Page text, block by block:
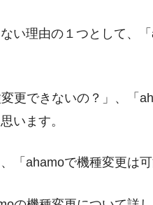
い理由の１つとして、
変更できないの？」、「
います。
「ahamoで機種変更は可